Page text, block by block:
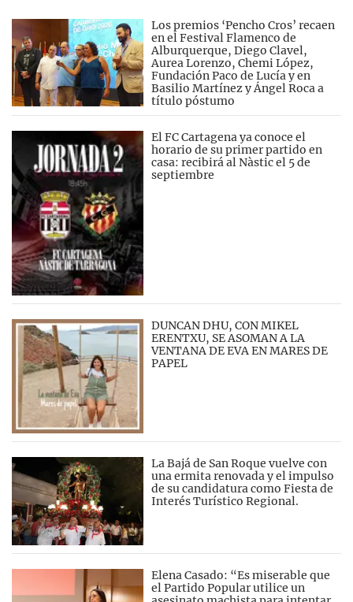
Los premios ‘Pencho Cros’ recaen
en el Festival Flamenco de
Alburquerque, Diego Clavel,
Aurea Lorenzo, Chemi López,
Fundación Paco de Lucía y en
Basilio Martínez y Ángel Roca a
título póstumo
El FC Cartagena ya conoce el
horario de su primer partido en
casa: recibirá al Nàstic el 5 de
septiembre
DUNCAN DHU, CON MIKEL
ERENTXU, SE ASOMAN A LA
VENTANA DE EVA EN MARES DE
PAPEL
La Bajá de San Roque vuelve con
una ermita renovada y el impulso
de su candidatura como Fiesta de
Interés Turístico Regional.
Elena Casado: “Es miserable que
el Partido Popular utilice un